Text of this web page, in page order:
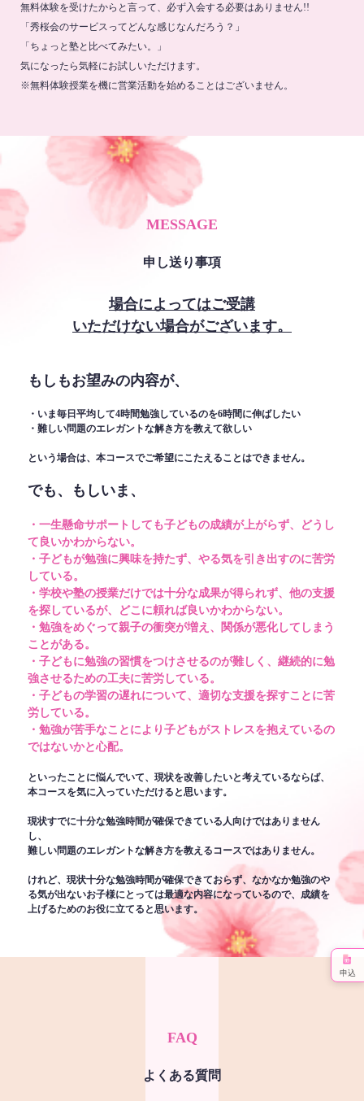
無料体験を受けたからと言って、必ず入会する必要はありません!!
「秀桜会のサービスってどんな感じなんだろう？」
「ちょっと塾と比べてみたい。」
気になったら気軽にお試しいただけます。
※無料体験授業を機に営業活動を始めることはございません。
MESSAGE
申し送り事項
場合によってはご受講
いただけない場合がございます。
もしもお望みの内容が、
・いま毎日平均して4時間勉強しているのを6時間に伸ばしたい
・難しい問題のエレガントな解き方を教えて欲しい
という場合は、本コースでご希望にこたえることはできません。
でも、もしいま、
・一生懸命サポートしても子どもの成績が上がらず、どうし
て良いかわからない。
・子どもが勉強に興味を持たず、やる気を引き出すのに苦労
している。
・学校や塾の授業だけでは十分な成果が得られず、他の支援
を探しているが、どこに頼れば良いかわからない。
・勉強をめぐって親子の衝突が増え、関係が悪化してしまう
ことがある。
・子どもに勉強の習慣をつけさせるのが難しく、継続的に勉
強させるための工夫に苦労している。
・子どもの学習の遅れについて、適切な支援を探すことに苦
労している。
・勉強が苦手なことにより子どもがストレスを抱えているの
ではないかと心配。
といったことに悩んでいて、現状を改善したいと考えているならば、
本コースを気に入っていただけると思います。
現状すでに十分な勉強時間が確保できている人向けではありません
し、
難しい問題のエレガントな解き方を教えるコースではありません。
けれど、現状十分な勉強時間が確保できておらず、なかなか勉強のや
る気が出ないお子様にとっては最適な内容になっているので、成績を
上げるためのお役に立てると思います。
FAQ
よくある質問
申込